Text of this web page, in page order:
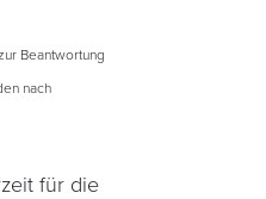
Beantwortung
nach
für die